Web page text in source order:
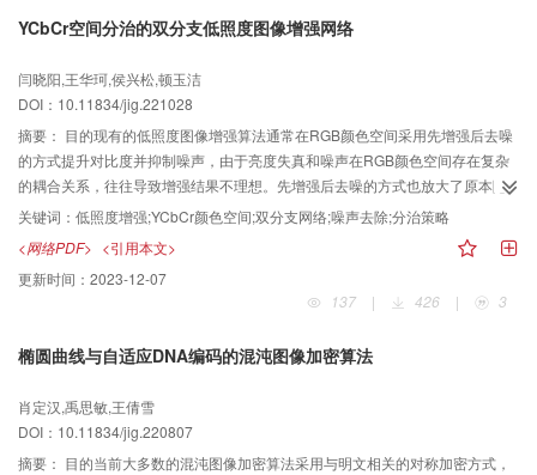
adaptive feature awareness，SFA）模块感知图像的失真类型，并结合图像内
level supervision regression，MSR）网络通过利用低层次的语义特征辅助高
层次的语义特征得到预测分数。结果本文方法在7个数据库上与11种不同方法进
行了比较，在LIVEC（LIVE in the Wild Image Quality Challenge）、
BID（blurred image database）、KonIQ-10k（Konstanz authentic image
quality 10k database）和SPAQ（smartphone photography attribute and
quality）4个自然失真图像数据库中的斯皮尔曼等级相关系数（Spearman rank
0.915，获得了所有方法中最好的性能结果。同时在两个人工失真图像数据库中
获得了排名前2的SRCC值。实验结果表明，与其他先进方法相比，本文方法在
自然失真图像质量评价数据库上的表现更为优异。结论本文方法通过结合图像
性。
YCbCr空间分治的双分支低照度图像增强网络
闫晓阳,王华珂,侯兴松,顿玉洁
DOI：10.11834/jig.221028
摘要： 目的现有的低照度图像增强算法通常在RGB颜色空间采用先增强后去噪
的方式提升对比度并抑制噪声，由于亮度失真和噪声在RGB颜色空间存在复杂
的耦合关系，往往导致增强结果不理想。先增强后去噪的方式也放大了原本隐
藏在黑暗中的噪声，使去噪变得困难。为有效处理亮度失真并抑制噪声，提出
了一个基于YCbCr颜色空间的双分支低照度图像增强网络，以获得正常亮度和
具有低噪声水平的增强图像。方法由于YCbCr颜色空间可以分离亮度信息与色
度信息，实现亮度失真和噪声的解耦，首先将低照度图像由RGB颜色空间变换
至YCbCr颜色空间，然后设计一个双分支增强网络，该网络包含亮度增强模块
后使用亮度监督模块和色度监督模块强化亮度增强模块和噪声去除模块的功
强数据集上测试本文方法的有效性，对比经典的低照度图像增强算法，本文方
法生成的增强图像细节更加丰富、颜色更加真实，并且含有更少噪声，在
LOL（low-light dataset）数据集上，相比经典的KinD++（kindling the
关键词： 低照度增强;YCbCr颜色空间;双分支网络;噪声去除;分治策略
<网络PDF> <引用本文>
更新时间： 2023-12-07
137
| 426 | 3
椭圆曲线与自适应DNA编码的混沌图像加密算法
肖定汉,禹思敏,王倩雪
DOI：10.11834/jig.220807
摘要： 目的当前大多数的混沌图像加密算法采用与明文相关的对称加密方式，